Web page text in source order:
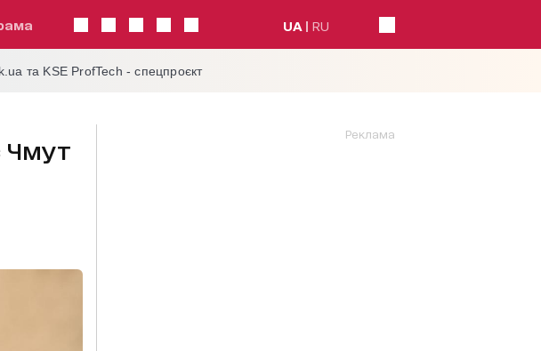
UA RU
та KSE ProfTech - спецпроєкт
Чмут
Реклама